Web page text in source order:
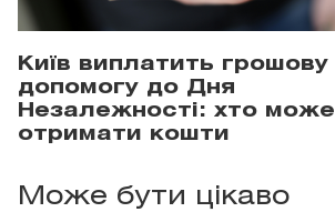
Київ виплатить грошову
допомогу до Дня
Незалежності: хто може
отримати кошти
Може бути цікаво